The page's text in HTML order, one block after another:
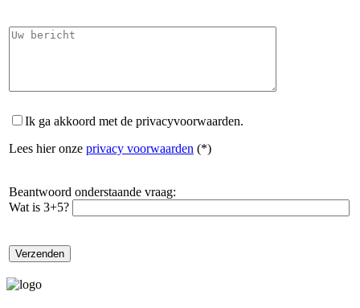
Ik ga akkoord met de privacyvoorwaarden.
Lees hier onze privacy voorwaarden (*)
Beantwoord onderstaande vraag:
Wat is 3+5?